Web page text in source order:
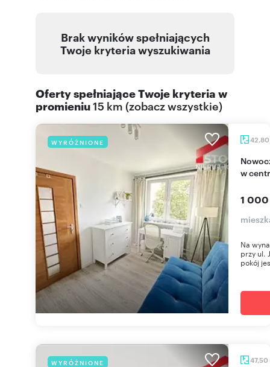
Brak wyników spełniających
Twoje kryteria wyszukiwania
Oferty spełniające Twoje kryteria w
promieniu15 km (zobacz wszystkie)
WYRÓŻNIONE 42,80
Nowoczesne 2-pokojowe mieszkanie z balkonem
w
1 000
Na
przy ul.
pokój
WYRÓŻNIONE 47,50